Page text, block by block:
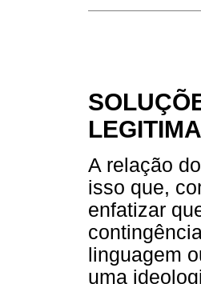
A relação
isso que,
enfatizar
linguagem
uma